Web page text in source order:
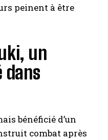
peinent à être
un
dans
bénéficié d’un
combat après